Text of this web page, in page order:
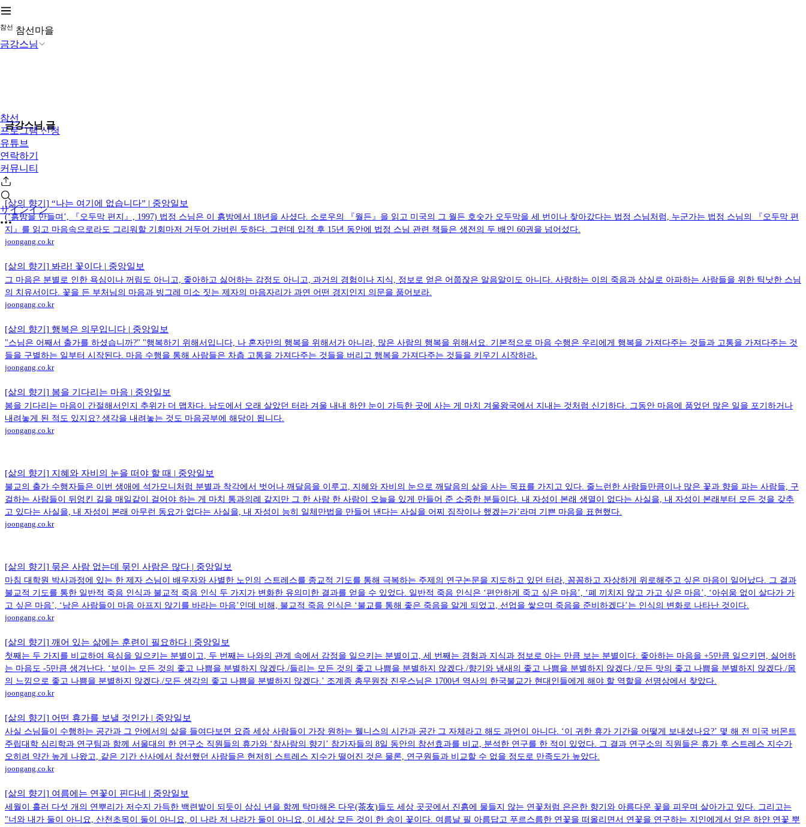
참선 참선마을
금강스님
참선
프로그램 신청
유튜브
연락하기
커뮤니티
サインイン
금강스님 글
[삶의 향기] “나는 여기에 없습니다” | 중앙일보
(‘흙방을 만들며’, 『오두막 편지』, 1997) 법정 스님은 이 흙방에서 18년을 사셨다. 소로우의 『월든』을 읽고 미국의 그 월든 호숫가 오두막을 세 번이나 찾아갔다는 법정 스님처럼, 누군가는 법정 스님의 『오두막 편
지』를 읽고 마음속으로라도 그리워할 기회마저 거두어 가버린 듯하다. 그런데 입적 후 15년 동안에 법정 스님 관련 책들은 생전의 두 배인 60권을 넘어섰다.
joongang.co.kr
[삶의 향기] 봐라! 꽃이다 | 중앙일보
그 마음은 분별로 인한 욕심이나 꺼림도 아니고, 좋아하고 싫어하는 감정도 아니고, 과거의 경험이나 지식, 정보로 얻은 어쭙잖은 알음알이도 아니다. 사랑하는 이의 죽음과 상실로 아파하는 사람들을 위한 틱낫한 스님
의 치유서이다. 꽃을 든 부처님의 마음과 빙그레 미소 짓는 제자의 마음자리가 과연 어떤 경지인지 의문을 품어보라.
joongang.co.kr
[삶의 향기] 행복은 의무입니다 | 중앙일보
"스님은 어째서 출가를 하셨습니까?" "행복하기 위해서입니다, 나 혼자만의 행복을 위해서가 아니라, 많은 사람의 행복을 위해서요. 기본적으로 마음 수행은 우리에게 행복을 가져다주는 것들과 고통을 가져다주는 것
들을 구별하는 일부터 시작된다. 마음 수행을 통해 사람들은 차츰 고통을 가져다주는 것들을 버리고 행복을 가져다주는 것들을 키우기 시작하라.
joongang.co.kr
[삶의 향기] 봄을 기다리는 마음 | 중앙일보
봄을 기다리는 마음이 간절해서인지 추위가 더 맵차다. 남도에서 오래 살았던 터라 겨울 내내 하얀 눈이 가득한 곳에 사는 게 마치 겨울왕국에서 지내는 것처럼 신기하다. 그동안 마음에 품었던 많은 일을 포기하거나
내려놓게 된 적도 있지요? 생각을 내려놓는 것도 마음공부에 해당이 됩니다.
joongang.co.kr
[삶의 향기] 지혜와 자비의 눈을 떠야 할 때 | 중앙일보
불교의 출가 수행자들은 이번 생애에 석가모니처럼 분별과 착각에서 벗어나 깨달음을 이루고, 지혜와 자비의 눈으로 깨달음의 삶을 사는 목표를 가지고 있다. 줄느런한 사람들만큼이나 많은 꽃과 향을 파는 사람들, 구
걸하는 사람들이 뒤엉킨 길을 매일같이 걸어야 하는 게 마치 통과의례 같지만 그 한 사람 한 사람이 오늘을 있게 만들어 준 소중한 분들이다. 내 자성이 본래 생멸이 없다는 사실을, 내 자성이 본래부터 모든 것을 갖추
고 있다는 사실을, 내 자성이 본래 아무런 동요가 없다는 사실을, 내 자성이 능히 일체만법을 만들어 낸다는 사실을 어찌 짐작이나 했겠는가’라며 기쁜 마음을 표현했다.
joongang.co.kr
[삶의 향기] 묶은 사람 없는데 묶인 사람은 많다 | 중앙일보
마침 대학원 박사과정에 있는 한 제자 스님이 배우자와 사별한 노인의 스트레스를 종교적 기도를 통해 극복하는 주제의 연구논문을 지도하고 있던 터라, 꼼꼼하고 자상하게 위로해주고 싶은 마음이 일어났다. 그 결과
불교적 기도를 통한 일반적 죽음 인식과 불교적 죽음 인식 두 가지가 변화한 유의미한 결과를 얻을 수 있었다. 일반적 죽음 인식은 ‘편안하게 죽고 싶은 마음’, ‘폐 끼치지 않고 가고 싶은 마음’, ‘아쉬움 없이 살다가 가
고 싶은 마음’, ‘남은 사람들이 마음 아프지 않기를 바라는 마음’인데 비해, 불교적 죽음 인식은 ‘불교를 통해 좋은 죽음을 알게 되었고, 선업을 쌓으며 죽음을 준비하겠다’는 인식의 변화로 나타난 것이다.
joongang.co.kr
[삶의 향기] 깨어 있는 삶에는 훈련이 필요하다 | 중앙일보
첫째는 두 가지를 비교하여 욕심을 일으키는 분별이고, 두 번째는 나와의 관계 속에서 감정을 일으키는 분별이고, 세 번째는 경험과 지식과 정보로 아는 만큼 보는 분별이다. 좋아하는 마음을 +5만큼 일으키면, 싫어하
는 마음도 -5만큼 생겨난다. ‘보이는 모든 것의 좋고 나쁨을 분별하지 않겠다./들리는 모든 것의 좋고 나쁨을 분별하지 않겠다./향기와 냄새의 좋고 나쁨을 분별하지 않겠다./모든 맛의 좋고 나쁨을 분별하지 않겠다./몸
의 느낌으로 좋고 나쁨을 분별하지 않겠다./모든 생각의 좋고 나쁨을 분별하지 않겠다.’ 조계종 총무원장 진우스님은 1700년 역사의 한국불교가 현대인들에게 해야 할 역할을 선명상에서 찾았다.
joongang.co.kr
[삶의 향기] 어떤 휴가를 보낼 것인가 | 중앙일보
사실 스님들이 수행하는 공간과 그 안에서의 삶을 들여다보면 요즘 세상 사람들이 가장 원하는 웰니스의 시간과 공간 그 자체라고 해도 과언이 아니다. ‘이 귀한 휴가 기간을 어떻게 보내셨나요?’ 몇 해 전 미국 버몬트
주립대학 심리학과 연구팀과 함께 서울대의 한 연구소 직원들의 휴가와 ‘참사람의 향기’ 참가자들의 8일 동안의 참선효과를 비교, 분석한 연구를 한 적이 있었다. 그 결과 연구소의 직원들은 휴가 후 스트레스 지수가
오히려 약간 높게 나왔고, 같은 기간 산사에서 참선했던 사람들은 현저히 스트레스 지수가 떨어진 것은 물론, 연구원들과 비교할 수 없을 정도로 만족도가 높았다.
joongang.co.kr
[삶의 향기] 여름에는 연꽃이 핀다네 | 중앙일보
세월이 흘러 다섯 개의 연뿌리가 저수지 가득한 백련밭이 되듯이 삼십 년을 함께 탁마해온 다우(茶友)들도 세상 곳곳에서 진흙에 물들지 않는 연꽃처럼 은은한 향기와 아름다운 꽃을 피우며 살아가고 있다. 그리고는
"너와 내가 둘이 아니요, 산천초목이 둘이 아니요, 이 나라 저 나라가 둘이 아니요, 이 세상 모든 것이 한 송이 꽃이다. 여름날 필 아름답고 푸르스름한 연꽃을 떠올리면서 연꽃을 연구하는 지인에게서 얻은 하얀 연꽃 뿌